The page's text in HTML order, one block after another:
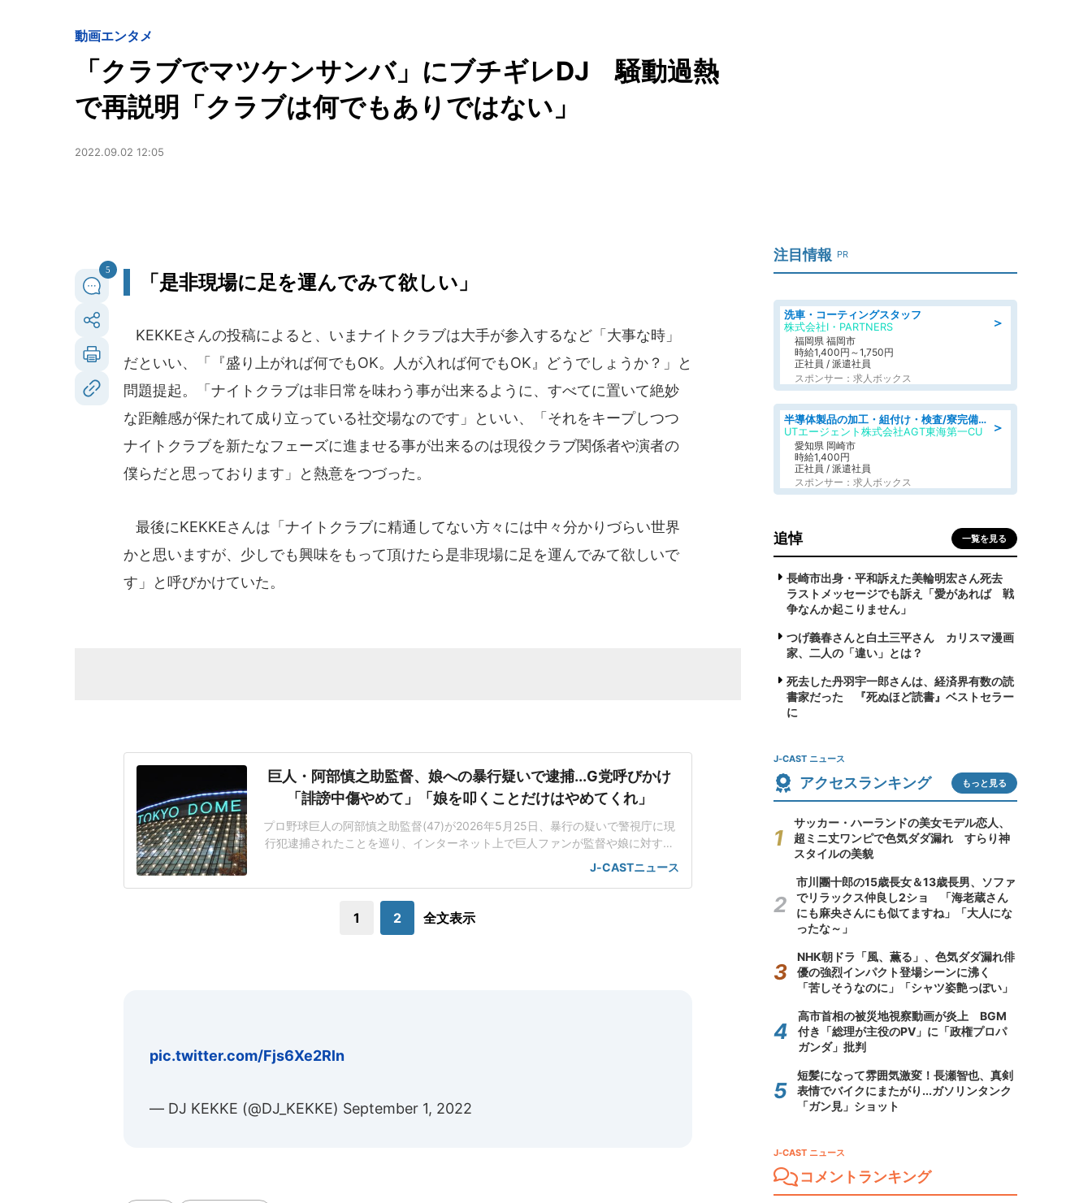
動画エンタメ
「クラブでマツケンサンバ」にブチギレDJ 騒動過熱
で再説明「クラブは何でもありではない」
2022.09.02 12:05
5
「是非現場に足を運んでみて欲しい」
KEKKEさんの投稿によると、いまナイトクラブは大手が参入するなど「大事な時」
だといい、「『盛り上がれば何でもOK。人が入れば何でもOK』どうでしょうか？」と
問題提起。「ナイトクラブは非日常を味わう事が出来るように、すべてに置いて絶妙
な距離感が保たれて成り立っている社交場なのです」といい、「それをキープしつつ
ナイトクラブを新たなフェーズに進ませる事が出来るのは現役クラブ関係者や演者の
僕らだと思っております」と熱意をつづった。
最後にKEKKEさんは「ナイトクラブに精通してない方々には中々分かりづらい世界
かと思いますが、少しでも興味をもって頂けたら是非現場に足を運んでみて欲しいで
す」と呼びかけていた。
巨人・阿部慎之助監督、娘への暴行疑いで逮捕...G党呼びかけ
「誹謗中傷やめて」「娘を叩くことだけはやめてくれ」
プロ野球巨人の阿部慎之助監督(47)が2026年5月25日、暴行の疑いで警視庁に現
行犯逮捕されたことを巡り、インターネット上で巨人ファンが監督や娘に対する
「誹謗中傷」をやめるよう呼びかけた。「誹謗中傷は訴えられますよ!絶対に辞め
ましょう!」報道によると、阿部監督は東京・渋谷区の自宅で18歳の娘に暴行を加
に逮捕された。警
J-CASTニュース
1 2 全文表示
pic.twitter.com/Fjs6Xe2Rln
— DJ KEKKE (@DJ_KEKKE) September 1, 2022
注目情報 PR
＞
洗車・コーティングスタッフ
株式会社I・PARTNERS
福岡県 福岡市
時給1,400円～1,750円
正社員 / 派遣社員
スポンサー：求人ボックス
＞
半導体製品の加工・組付け・検査/寮完備/日勤/日払い/工場・製造
UTエージェント株式会社AGT東海第一CU
愛知県 岡崎市
時給1,400円
正社員 / 派遣社員
スポンサー：求人ボックス
追悼 一覧を見る
長崎市出身・平和訴えた美輪明宏さん死去
ラストメッセージでも訴え「愛があれば 戦
争なんか起こりません」
つげ義春さんと白土三平さん カリスマ漫画
家、二人の「違い」とは？
死去した丹羽宇一郎さんは、経済界有数の読
書家だった 『死ぬほど読書』ベストセラー
に
J-CAST ニュース
アクセスランキング もっと見る
サッカー・ハーランドの美女モデル恋人、
超ミニ丈ワンピで色気ダダ漏れ すらり神
スタイルの美貌
市川團十郎の15歳長女＆13歳長男、ソファ
でリラックス仲良し2ショ 「海老蔵さん
にも麻央さんにも似てますね」「大人にな
ったな～」
NHK朝ドラ「風、薫る」、色気ダダ漏れ俳
優の強烈インパクト登場シーンに沸く
「苦しそうなのに」「シャツ姿艶っぽい」
高市首相の被災地視察動画が炎上 BGM
付き「総理が主役のPV」に「政権プロパ
ガンダ」批判
短髪になって雰囲気激変！長瀬智也、真剣
表情でバイクにまたがり...ガソリンタンク
「ガン見」ショット
J-CAST ニュース
コメントランキング